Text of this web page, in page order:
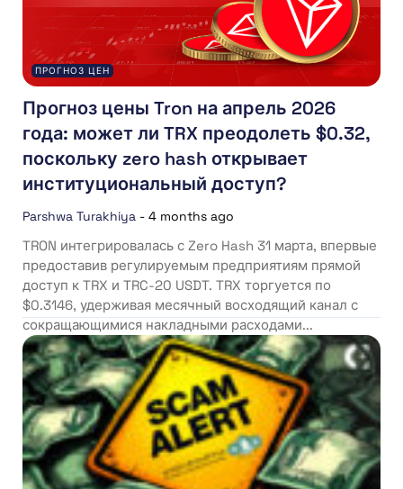
ПРОГНОЗ ЦЕН
Прогноз цены Tron на апрель 2026
года: может ли TRX преодолеть $0.32,
поскольку zero hash открывает
институциональный доступ?
Parshwa Turakhiya - 4 months ago
TRON интегрировалась с Zero Hash 31 марта, впервые
предоставив регулируемым предприятиям прямой
доступ к TRX и TRC-20 USDT. TRX торгуется по
$0.3146, удерживая месячный восходящий канал с
сокращающимися накладными расходами...